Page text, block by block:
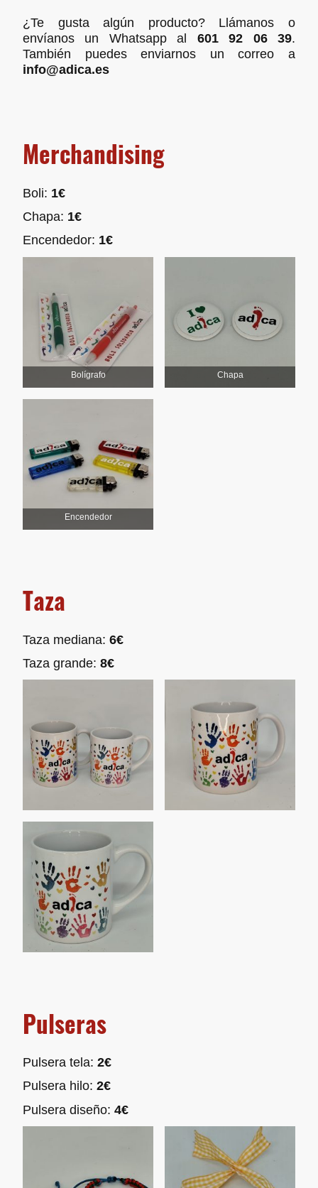
¿Te gusta algún producto? Llámanos o
envíanos un Whatsapp al 601 92 06 39.
También puedes enviarnos un correo a
info@adica.es
Merchandising
Boli: 1€
Chapa: 1€
Encendedor: 1€
Bolígrafo Chapa
Encendedor
Taza
Taza mediana: 6€
Taza grande: 8€
Pulseras
Pulsera tela: 2€
Pulsera hilo: 2€
Pulsera diseño: 4€